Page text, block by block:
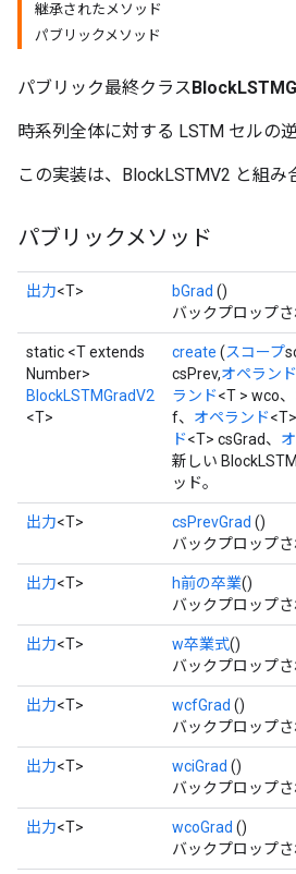
継承されたメソッド
パブリックメソッド
パブリック最終クラス
時系列全体に対する LSTM セルの
この実装は、BlockLSTMV2 と組み
パブリックメソッド
出力<T> bGrad ()
バックプロップさ
static <T extends
Number>
BlockLSTMGradV2
<T>
create (スコープ
csPrev,オペランド
ランド<T > wco、
f、 オペランド<T>
ド<T> csGrad、
新しい
ッド。
出力<T> csPrevGrad ()
バックプロップさ
出力<T> h前の卒業()
バックプロップさ
出力<T> w卒業式()
バックプロップさ
出力<T> wcfGrad ()
バックプロップ
出力<T> wciGrad ()
バックプロップさ
出力<T> wcoGrad ()
バックプロップさ